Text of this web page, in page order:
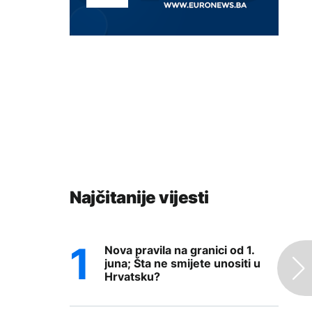
Najčitanije vijesti
Nova pravila na granici od 1.
juna; Šta ne smijete unositi u
Hrvatsku?